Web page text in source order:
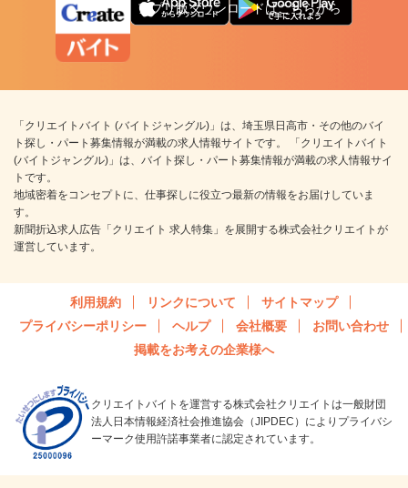
アプリ版ダウンロードはこちらから
「クリエイトバイト (バイトジャングル)」は、埼玉県日高市・その他のバイ
ト探し・パート募集情報が満載の求人情報サイトです。 「クリエイトバイト
(バイトジャングル)」は、バイト探し・パート募集情報が満載の求人情報サイ
トです。
地域密着をコンセプトに、仕事探しに役立つ最新の情報をお届けしていま
す。
新聞折込求人広告「クリエイト 求人特集」を展開する株式会社クリエイトが
運営しています。
利用規約 リンクについて
サイトマップ
プライバシーポリシー
ヘルプ 会社概要
お問い合わせ
掲載をお考えの企業様へ
クリエイトバイトを運営する株式会社クリエイトは一般財団
法人日本情報経済社会推進協会（JIPDEC）によりプライバシ
ーマーク使用許諾事業者に認定されています。